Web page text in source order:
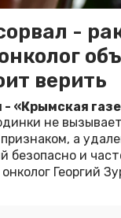
-
верить
- «Крымская
не
а
безопасно и
онколог Георгий